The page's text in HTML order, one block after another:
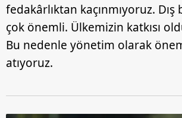
fedakârlıktan kaçınmıyoruz. Dış
çok önemli. Ülkemizin katkısı
Bu nedenle yönetim olarak
atıyoruz.